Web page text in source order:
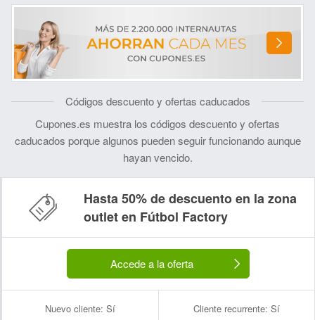
Códigos descuento y ofertas caducados
Cupones.es muestra los códigos descuento y ofertas
caducados porque algunos pueden seguir funcionando aunque
hayan vencido.
Hasta 50% de descuento en la zona
outlet en Fútbol Factory
Accede a la oferta
Nuevo cliente: Sí Cliente recurrente: Sí
Nombre:
Correo electrónico: